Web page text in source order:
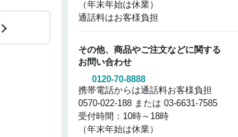
（年末年始は休業）
通話料はお客様負担
その他、商品やご注文などに関する
お問い合わせ
0120-70-8888
携帯電話からは通話料お客様負担
0570-022-188 または 03-6631-7585
受付時間：10時～18時
（年末年始は休業）